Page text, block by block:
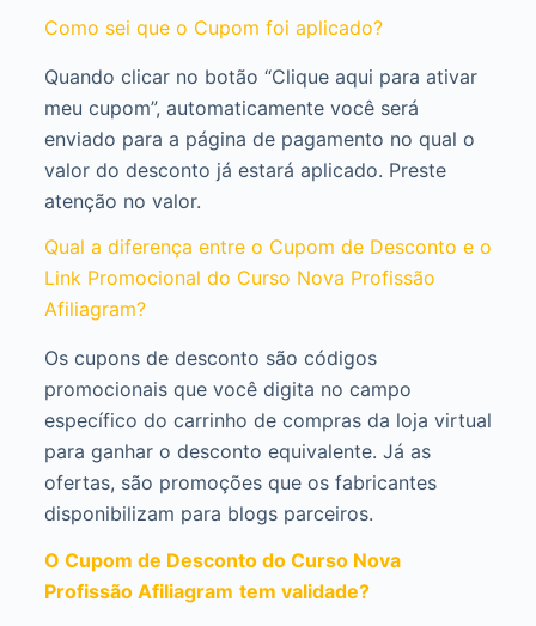
Como sei que o Cupom foi aplicado?
Quando clicar no botão “Clique aqui para ativar
meu cupom”, automaticamente você será
enviado para a página de pagamento no qual o
valor do desconto já estará aplicado. Preste
atenção no valor.
Qual a diferença entre o Cupom de Desconto e o
Link Promocional do Curso Nova Profissão
Afiliagram?
Os cupons de desconto são códigos
promocionais que você digita no campo
específico do carrinho de compras da loja virtual
para ganhar o desconto equivalente. Já as
ofertas, são promoções que os fabricantes
disponibilizam para blogs parceiros.
O Cupom de Desconto do Curso Nova
Profissão Afiliagram tem validade?